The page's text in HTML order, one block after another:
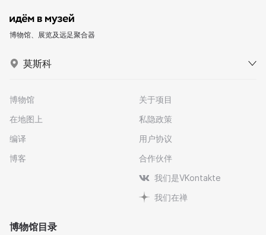
博物馆、展览及远足聚合器
莫斯科
博物馆
在地图上
编译
博客
关于项目
私隐政策
用户协议
合作伙伴
我们是VKontakte
我们在禅
博物馆目录